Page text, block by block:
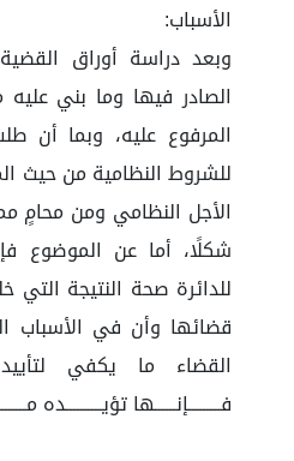
الأسباب:
وبعد دراسة أوراق
الصادر فيها وما بني
المرفوع عليه، وبما أن
للشروط النظامية من حيث
الأجل النظامي ومن محامٍ
شكلًا، أما عن الموضوع
للدائرة صحة النتيجة التي
قضائها وأن في الأسباب
القضاء ما يكفي لتأييد
فـــــــــإنــــــها